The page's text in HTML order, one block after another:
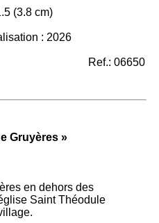
(3.8 cm)
: 2026
Ref.: 06650
Gruyères »
en dehors des
Saint Théodule